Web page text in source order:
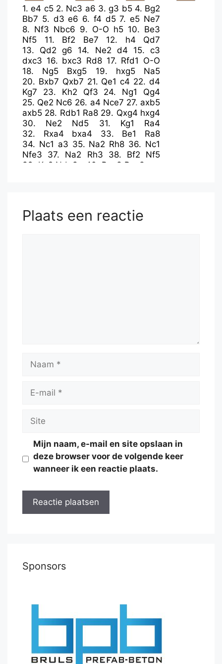
1.e4 c5 2. Nc3 a6 3.g3 b5 4. Bg2
Bb7 5. d3 e6 6. f4 d5 7.e5 Ne7
8. Nf3 Nbc6 9. O-O h5 10. Be3
Nf5
11. Bf2 Be7 12. h4
Qd7
13. Qd2 g6 14. Ne2 d4 15.c3
dxc3 16. bxc3 Rd8 17. Rfd1 O-O
18. Ng5 Bxg5 19. hxg5
Na5
20. Bxb7 Qxb7 21. Qe1 c4 22.d4
Kg7
23. Kh2 Qf3 24. Ng1
Qg4
25. Qe2 Nc6 26. a4 Nce7 27. axb5
axb5 28. Rdb1 Ra8 29. Qxg4 hxg4
30. Ne2 Nd5 31. Kg1
Ra4
32. Rxa4 bxa4 33. Be1
Ra8
34. Nc1 a3 35. Na2 Rh8 36. Nc1
Nfe3
37. Na2 Rh3 38. Bf2
Nf5
39. Kg2 Nde3+ 40. Bxe3 Rxg3+
Plaats een reactie
Naam
Site
Mijn naam, e-mail en site opslaan in
deze browser voor de volgende keer
wanneer ik een reactie plaats.
Sponsors